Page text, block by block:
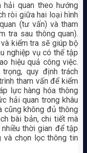
quan theo hướng
ròi giữa hai loại hình
(tư vấn) và tham
tra sau thông quan).
kiểm tra sẽ giúp bộ
nghiệp vụ có thể tập
hiệu quả công việc.
quy định trách
tham vấn để kiểm
lực hàng hóa thông
hải quan trong khâu
cũng không đủ thông
bài bản, chi tiết mà
thời gian để tập
và chọn lọc thông tin